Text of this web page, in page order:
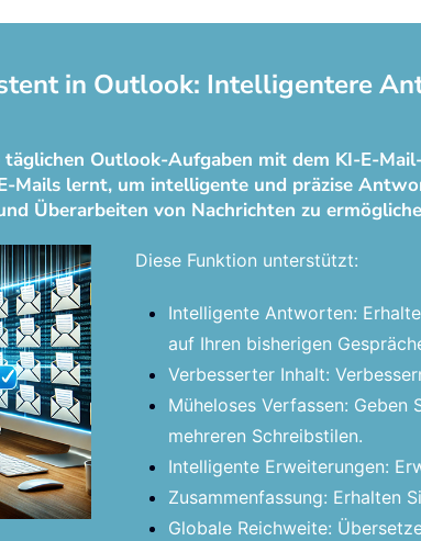
in Outlook: Intelligentere
täglichen Outlook-Aufgaben mit dem KI-E-
Mails lernt, um intelligente und präzise
Überarbeiten von Nachrichten zu
Diese Funktion unterstützt:
Intelligente Antworten:
auf Ihren bisherigen
Verbesserter Inhalt:
Müheloses Verfassen:
mehreren Schreibstilen.
Intelligente Erweiterungen:
Zusammenfassung: Erhalten
Globale Reichweite: